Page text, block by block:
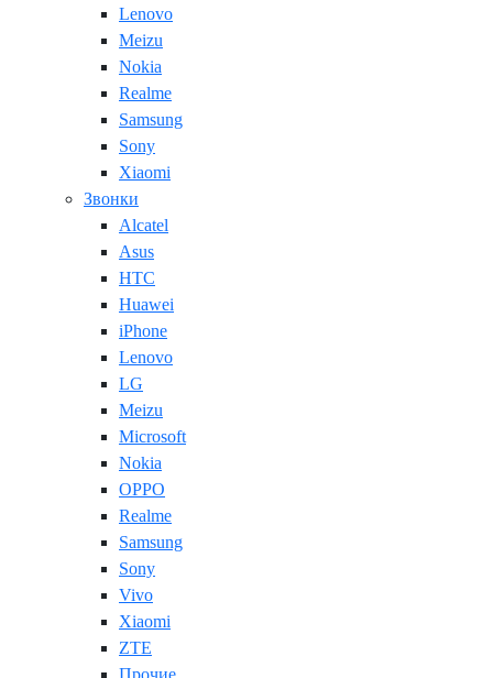
Lenovo
Meizu
Nokia
Realme
Samsung
Sony
Xiaomi
Звонки
Alcatel
Asus
HTC
Huawei
iPhone
Lenovo
LG
Meizu
Microsoft
Nokia
OPPO
Realme
Samsung
Sony
Vivo
Xiaomi
ZTE